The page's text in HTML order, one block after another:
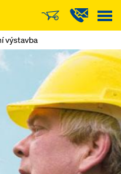
výstavba